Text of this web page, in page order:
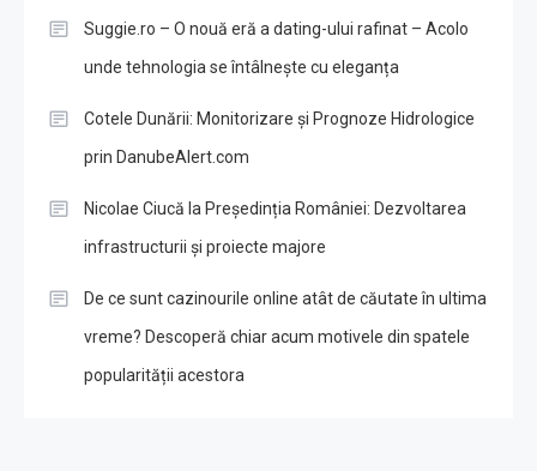
Suggie.ro – O nouă eră a dating-ului rafinat – Acolo
unde tehnologia se întâlnește cu eleganța
Cotele Dunării: Monitorizare și Prognoze Hidrologice
prin DanubeAlert.com
Nicolae Ciucă la Președinția României: Dezvoltarea
infrastructurii și proiecte majore
De ce sunt cazinourile online atât de căutate în ultima
vreme? Descoperă chiar acum motivele din spatele
popularității acestora